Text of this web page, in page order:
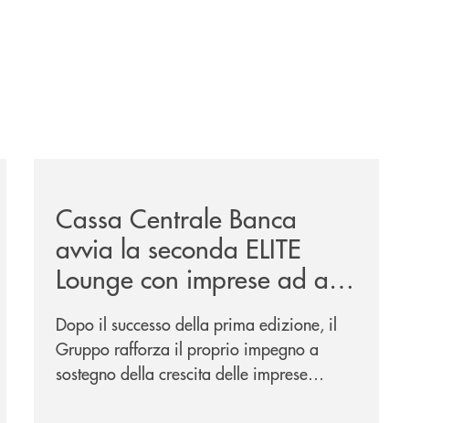
Cassa Centrale Banca
avvia la seconda ELITE
Lounge con imprese ad alto
potenziale
Dopo il successo della prima edizione, il
Gruppo rafforza il proprio impegno a
sostegno della crescita delle imprese